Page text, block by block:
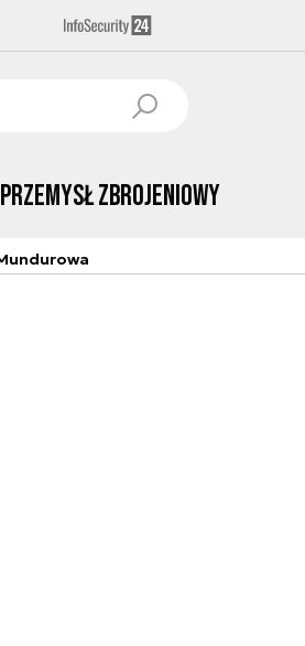
Przemysł Zbrojeniowy